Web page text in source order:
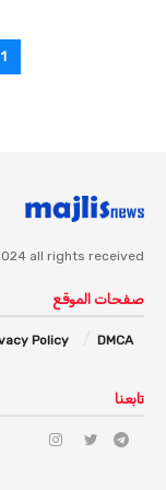
1
all rights received.
صفحات الموقع
DMCA
Policy
تابعنا